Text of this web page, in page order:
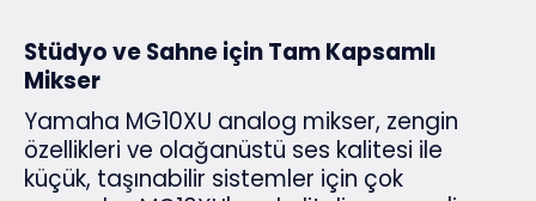
Stüdyo ve Sahne için Tam Kapsamlı
Mikser
Yamaha MG10XU analog mikser, zengin
özellikleri ve olağanüstü ses kalitesi ile
küçük, taşınabilir sistemler için çok